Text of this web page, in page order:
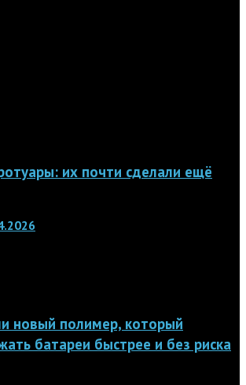
их почти сделали ещё
новый полимер, который
батареи быстрее и без риска